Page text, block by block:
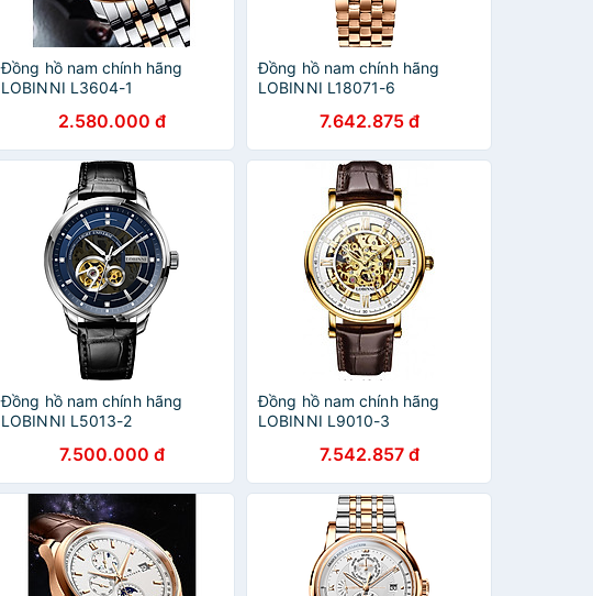
Đồng hồ nam chính hãng
LOBINNI L3604-1
2.580.000 đ
Đồng hồ nam chính hãng
LOBINNI L18071-6
7.642.875 đ
Đồng hồ nam chính hãng
LOBINNI L5013-2
7.500.000 đ
Đồng hồ nam chính hãng
LOBINNI L9010-3
7.542.857 đ